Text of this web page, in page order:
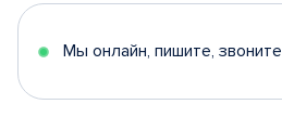
Мы онлайн, пишите, звоните